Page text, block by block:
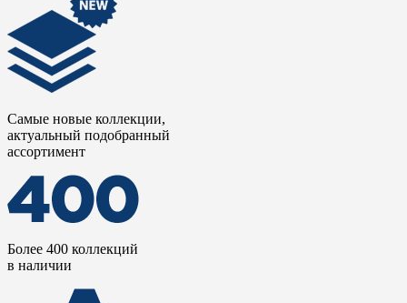
Самые новые коллекции,
актуальный подобранный
ассортимент
Более 400 коллекций
в наличии